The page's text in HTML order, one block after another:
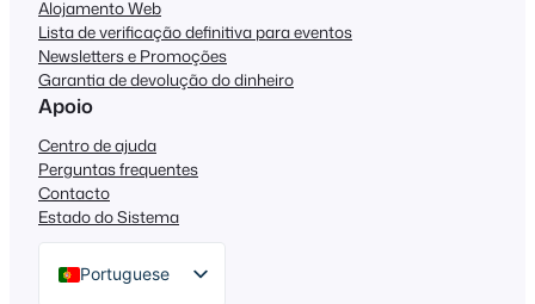
Alojamento Web
Lista de verificação definitiva para eventos
Newsletters e Promoções
Garantia de devolução do dinheiro
Apoio
Centro de ajuda
Perguntas frequentes
Contacto
Estado do Sistema
Portuguese